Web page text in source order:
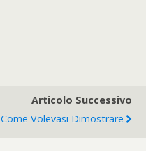
Articolo Successivo
Come Volevasi Dimostrare